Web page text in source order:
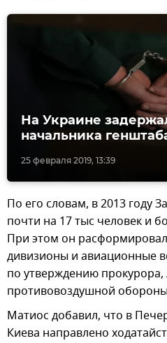
25 февраля 2019, 13:39
На Украине
начальника
По его словам, в 2013 году
почти на 17 тыс человек и
При этом он
дивизионы и авиационные
по утверждению
противовоздушной
Матиос добавил, что в
Киева направлено